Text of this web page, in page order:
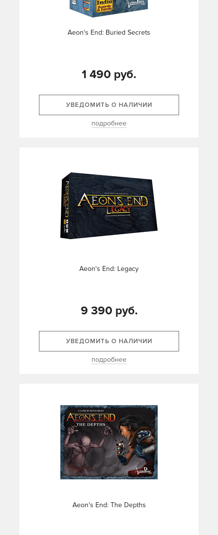
Aeon's End: Buried Secrets
1 490 руб.
УВЕДОМИТЬ О НАЛИЧИИ
подробнее
Aeon's End: Legacy
9 390 руб.
УВЕДОМИТЬ О НАЛИЧИИ
подробнее
Aeon's End: The Depths